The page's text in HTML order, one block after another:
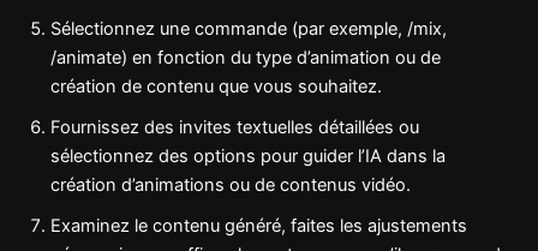
Sélectionnez une commande (par exemple, /mix,
/animate) en fonction du type d’animation ou de
création de contenu que vous souhaitez.
Fournissez des invites textuelles détaillées ou
sélectionnez des options pour guider l’IA dans la
création d’animations ou de contenus vidéo.
Examinez le contenu généré, faites les ajustements